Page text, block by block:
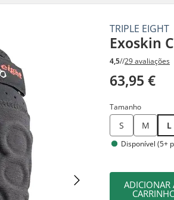
TRIPLE EIGHT
Exoskin
4,5//29 avaliações
63,95 €
Tamanho
S M L
Disponível (5+
ADICIONAR